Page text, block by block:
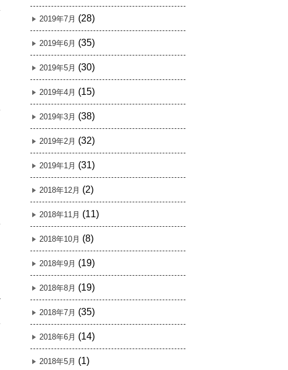
2019年7月 (28)
2019年6月 (35)
2019年5月 (30)
2019年4月 (15)
2019年3月 (38)
2019年2月 (32)
2019年1月 (31)
2018年12月 (2)
2018年11月 (11)
2018年10月 (8)
2018年9月 (19)
2018年8月 (19)
2018年7月 (35)
2018年6月 (14)
2018年5月 (1)